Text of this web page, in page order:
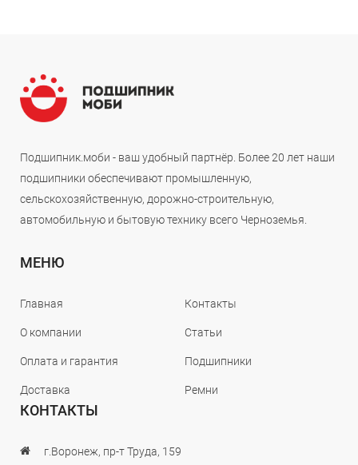
Подшипник.моби - ваш удобный партнёр. Более 20 лет наши
подшипники обеспечивают промышленную,
сельскохозяйственную, дорожно-строительную,
автомобильную и бытовую технику всего Черноземья.
МЕНЮ
Главная
О компании
Оплата и гарантия
Доставка
Контакты
Статьи
Подшипники
Ремни
КОНТАКТЫ
г.Воронеж, пр-т Труда, 159